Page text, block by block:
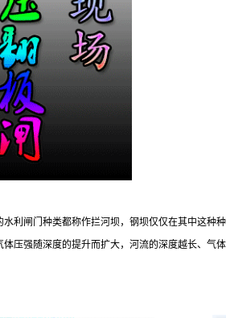
利闸门种类都称作拦河坝，钢坝仅仅在其中这
压强随深度的提升而扩大，河流的深度越长、气